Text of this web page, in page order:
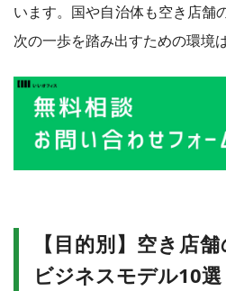
います。国や自治体も空き店舗
次の一歩を踏み出すための環境
【目的別】空き店
ビジネスモデル10選